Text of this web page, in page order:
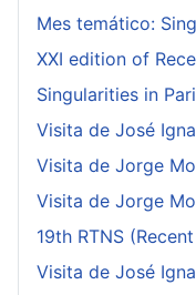
Mes temático:
XXI edition of
Singularities in
Visita de José
Visita de Jorge
Visita de Jorge
19th RTNS
Visita de José